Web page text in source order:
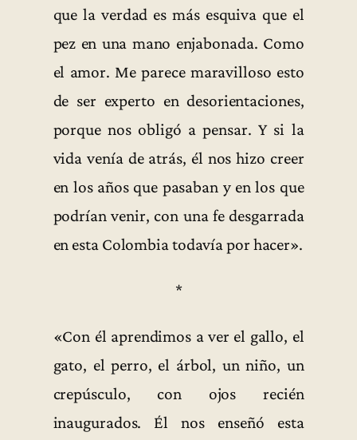
que la verdad es más esquiva que el
pez en una mano enjabonada. Como
el amor. Me parece maravilloso esto
de ser experto en desorientaciones,
porque nos obligó a pensar. Y si la
vida venía de atrás, él nos hizo creer
en los años que pasaban y en los que
podrían venir, con una fe desgarrada
en esta Colombia todavía por hacer».
*
«Con él aprendimos a ver el gallo, el
gato, el perro, el árbol, un niño, un
crepúsculo, con ojos recién
inaugurados. Él nos enseñó esta